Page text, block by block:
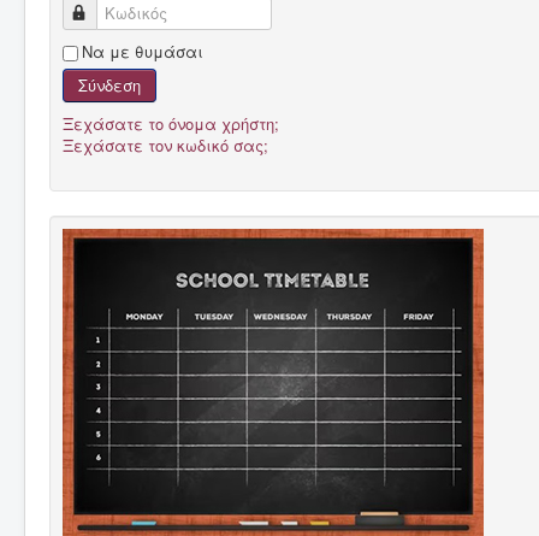
Κωδικός
Να με θυμάσαι
Σύνδεση
Ξεχάσατε το όνομα χρήστη;
Ξεχάσατε τον κωδικό σας;